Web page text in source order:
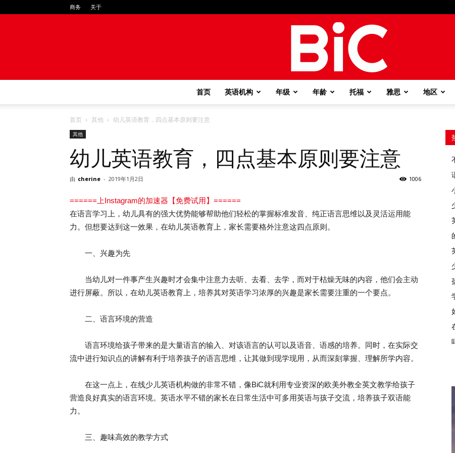
商务 关于
首页 英语机构 年级 年龄 托福 雅思 地区
首页 其他 幼儿英语教育，四点基本原则要注意
其他
幼儿英语教育，四点基本原则要注意
由 cherine - 2019年1月2日 1006
======上Instagram的加速器【免费试用】======
在语言学习上，幼儿具有的强大优势能够帮助他们轻松的掌握标准发音、纯正语言思维以及灵活运用能
力。但想要达到这一效果，在幼儿英语教育上，家长需要格外注意这四点原则。
一、兴趣为先
当幼儿对一件事产生兴趣时才会集中注意力去听、去看、去学，而对于枯燥无味的内容，他们会主动
进行屏蔽。所以，在幼儿英语教育上，培养其对英语学习浓厚的兴趣是家长需要注重的一个要点。
二、语言环境的营造
语言环境给孩子带来的是大量语言的输入、对该语言的认可以及语音、语感的培养。同时，在实际交
流中进行知识点的讲解有利于培养孩子的语言思维，让其做到现学现用，从而深刻掌握、理解所学内容。
在这一点上，在线少儿英语机构做的非常不错，像BiC就利用专业资深的欧美外教全英文教学给孩子
营造良好真实的语言环境。英语水平不错的家长在日常生活中可多用英语与孩子交流，培养孩子双语能
力。
三、趣味高效的教学方式